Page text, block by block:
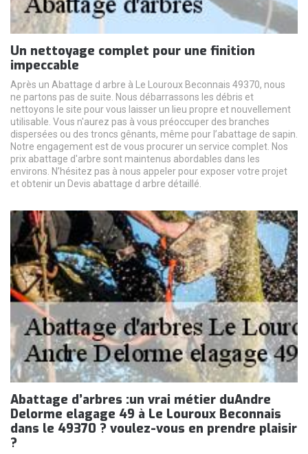
Un nettoyage complet pour une finition
impeccable
Après un Abattage d arbre à Le Louroux Beconnais 49370, nous
ne partons pas de suite. Nous débarrassons les débris et
nettoyons le site pour vous laisser un lieu propre et nouvellement
utilisable. Vous n'aurez pas à vous préoccuper des branches
dispersées ou des troncs gênants, même pour l’abattage de sapin.
Notre engagement est de vous procurer un service complet. Nos
prix abattage d'arbre sont maintenus abordables dans les
environs. N’hésitez pas à nous appeler pour exposer votre projet
et obtenir un Devis abattage d arbre détaillé.
Abattage d’arbres :un vrai métier duAndre
Delorme elagage 49 à Le Louroux Beconnais
dans le 49370 ? voulez-vous en prendre plaisir
?